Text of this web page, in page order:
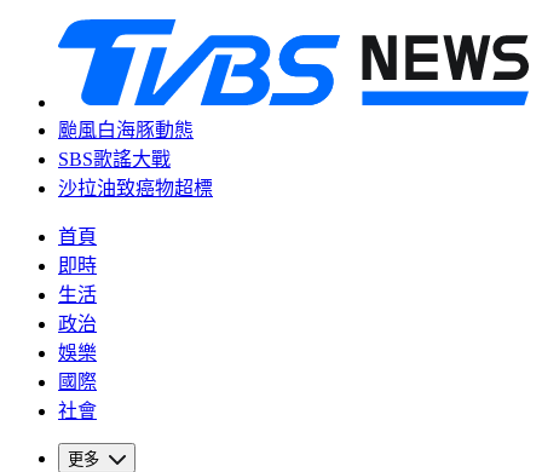
颱風白海豚動態
SBS歌謠大戰
沙拉油致癌物超標
首頁
即時
生活
政治
娛樂
國際
社會
更多